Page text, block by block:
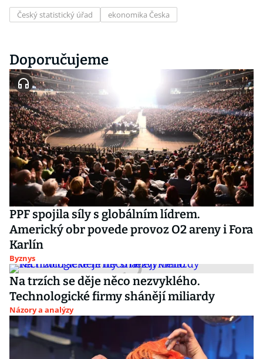
Český statistický úřad ekonomika Česka
Doporučujeme
PPF spojila síly s globálním lídrem.
Americký obr povede provoz O2 areny i Fora
Karlín
Byznys
Na trzích se děje něco nezvyklého.
Technologické firmy shánějí miliardy
Názory a analýzy